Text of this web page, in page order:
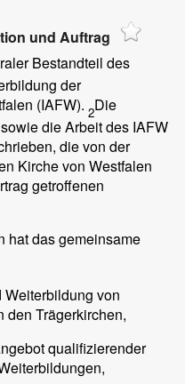
und Auftrag
Bestandteil des
der
(IAFW). 2Die
die Arbeit des IAFW
die von der
Kirche von Westfalen
getroffenen
hat das gemeinsame
von
den Trägerkirchen,
qualifizierender